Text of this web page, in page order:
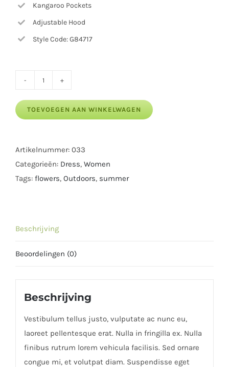
Kangaroo Pockets
Adjustable Hood
Style Code: G84717
Printed
TOEVOEGEN AAN WINKELWAGEN
Artikelnummer: 033
Categorieën: Dress, Women
Tags: flowers, Outdoors, summer
Beschrijving
Beoordelingen (0)
Beschrijving
Vestibulum tellus justo, vulputate ac nunc eu,
laoreet pellentesque erat. Nulla in fringilla ex. Nulla
finibus rutrum lorem vehicula facilisis. Sed ornare
congue mi, et volutpat diam. Suspendisse eget